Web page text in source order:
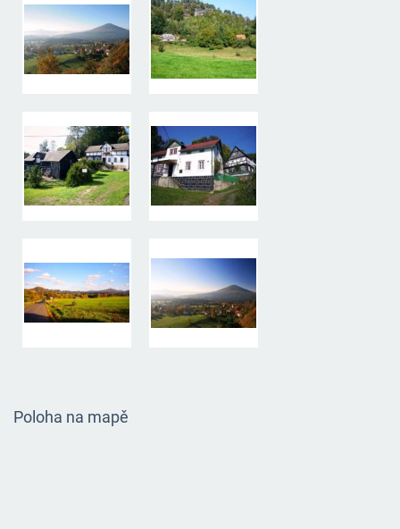
Poloha na mapě